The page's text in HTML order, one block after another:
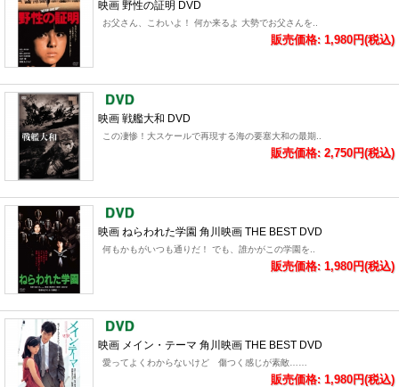
映画 野性の証明 DVD
お父さん、こわいよ！ 何か来るよ 大勢でお父さんを..
販売価格: 1,980円(税込)
映画 戦艦大和 DVD
この凄惨！大スケールで再現する海の要塞大和の最期..
販売価格: 2,750円(税込)
映画 ねらわれた学園 角川映画 THE BEST DVD
何もかもがいつも通りだ！ でも、誰かがこの学園を..
販売価格: 1,980円(税込)
映画 メイン・テーマ 角川映画 THE BEST DVD
愛ってよくわからないけど 傷つく感じが素敵……
販売価格: 1,980円(税込)